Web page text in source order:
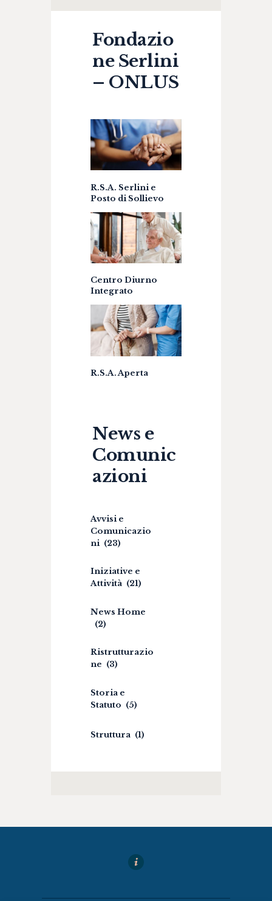
Fondazio
ne Serlini
– ONLUS
R.S.A. Serlini e
Posto di Sollievo
Centro Diurno
Integrato
R.S.A. Aperta
News e
Comunic
azioni
Avvisi e
Comunicazio
ni (23)
Iniziative e
Attività (21)
News Home
(2)
Ristrutturazio
ne (3)
Storia e
Statuto (5)
Struttura (1)